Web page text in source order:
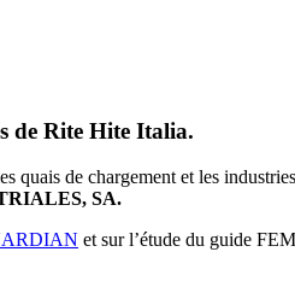
de Rite Hite Italia.
quais de chargement et les
SA.
et sur l’étude du guide